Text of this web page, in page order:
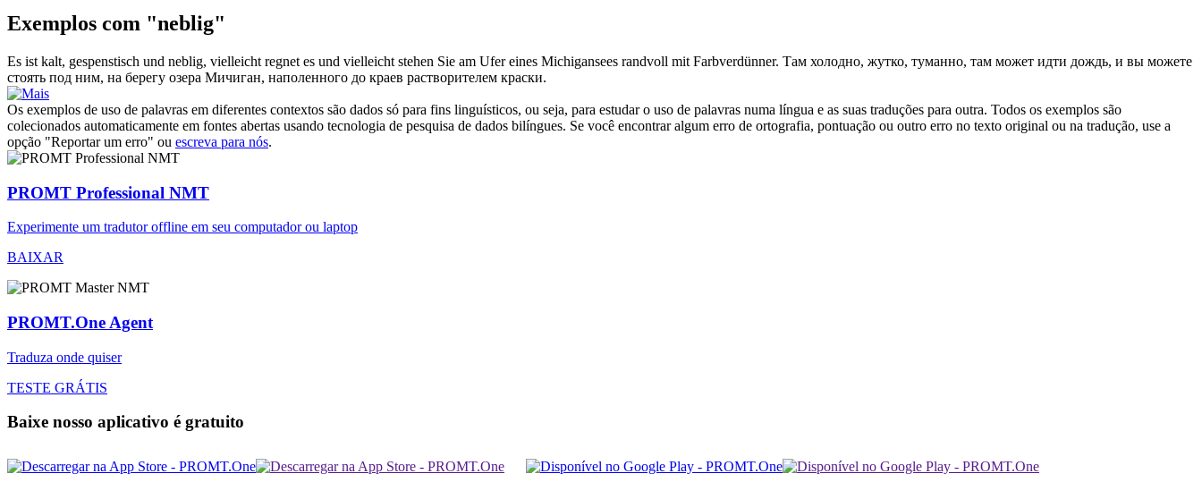
Exemplos com "neblig"
Es ist kalt, gespenstisch und neblig, vielleicht regnet es und vielleicht stehen Sie am Ufer eines Michigansees randvoll mit Farbverdünner. Там холодно, жутко, туманно, там может идти дождь, и вы можете
стоять под ним, на берегу озера Мичиган, наполенного до краев растворителем краски.
Os exemplos de uso de palavras em diferentes contextos são dados só para fins linguísticos, ou seja, para estudar o uso de palavras numa língua e as suas traduções para outra. Todos os exemplos são
colecionados automaticamente em fontes abertas usando tecnologia de pesquisa de dados bilíngues. Se você encontrar algum erro de ortografia, pontuação ou outro erro no texto original ou na tradução, use a
opção "Reportar um erro" ou escreva para nós.
PROMT Professional NMT
Experimente um tradutor offline em seu computador ou laptop
BAIXAR
PROMT.One Agent
Traduza onde quiser
TESTE GRÁTIS
Baixe nosso aplicativo é gratuito